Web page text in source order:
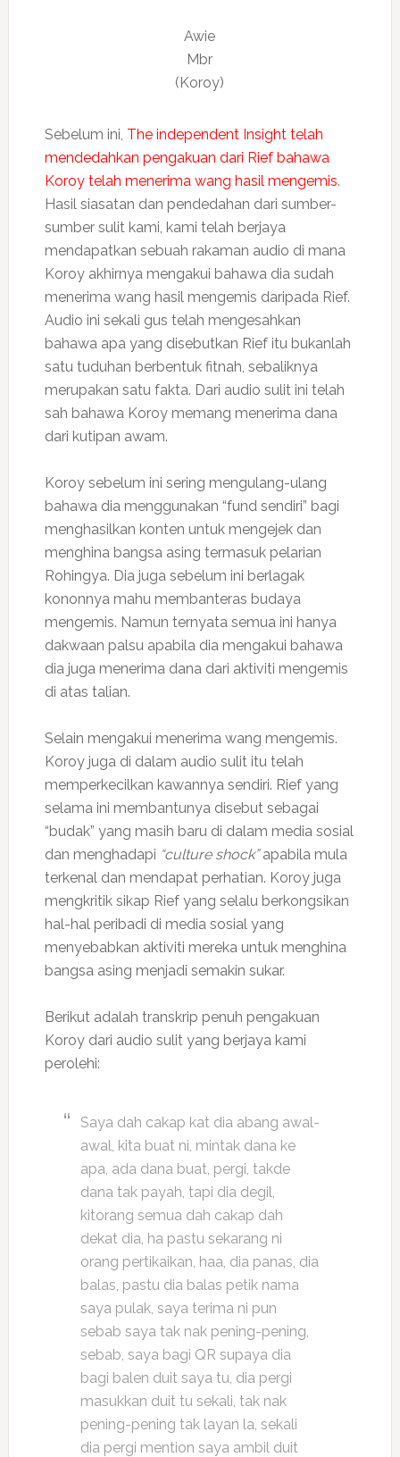
Awie
Mbr
(Koroy)
Sebelum ini, The independent Insight telah
mendedahkan pengakuan dari Rief bahawa
Koroy telah menerima wang hasil mengemis.
Hasil siasatan dan pendedahan dari sumber-
sumber sulit kami, kami telah berjaya
mendapatkan sebuah rakaman audio di mana
Koroy akhirnya mengakui bahawa dia sudah
menerima wang hasil mengemis daripada Rief.
Audio ini sekali gus telah mengesahkan
bahawa apa yang disebutkan Rief itu bukanlah
satu tuduhan berbentuk fitnah, sebaliknya
merupakan satu fakta. Dari audio sulit ini telah
sah bahawa Koroy memang menerima dana
dari kutipan awam.
Koroy sebelum ini sering mengulang-ulang
bahawa dia menggunakan “fund sendiri” bagi
menghasilkan konten untuk mengejek dan
menghina bangsa asing termasuk pelarian
Rohingya. Dia juga sebelum ini berlagak
kononnya mahu membanteras budaya
mengemis. Namun ternyata semua ini hanya
dakwaan palsu apabila dia mengakui bahawa
dia juga menerima dana dari aktiviti mengemis
di atas talian.
Selain mengakui menerima wang mengemis.
Koroy juga di dalam audio sulit itu telah
memperkecilkan kawannya sendiri. Rief yang
selama ini membantunya disebut sebagai
“budak” yang masih baru di dalam media sosial
dan menghadapi “culture shock”apabila mula
terkenal dan mendapat perhatian. Koroy juga
mengkritik sikap Rief yang selalu berkongsikan
hal-hal peribadi di media sosial yang
menyebabkan aktiviti mereka untuk menghina
bangsa asing menjadi semakin sukar.
Berikut adalah transkrip penuh pengakuan
Koroy dari audio sulit yang berjaya kami
perolehi:
Saya dah cakap kat dia abang awal-
awal, kita buat ni, mintak dana ke
apa, ada dana buat, pergi, takde
dana tak payah, tapi dia degil,
kitorang semua dah cakap dah
dekat dia, ha pastu sekarang ni
orang pertikaikan, haa, dia panas, dia
balas, pastu dia balas petik nama
saya pulak, saya terima ni pun
sebab saya tak nak pening-pening,
sebab, saya bagi QR supaya dia
bagi balen duit saya tu, dia pergi
masukkan duit tu sekali, tak nak
pening-pening tak layan la, sekali
dia pergi mention saya ambil duit